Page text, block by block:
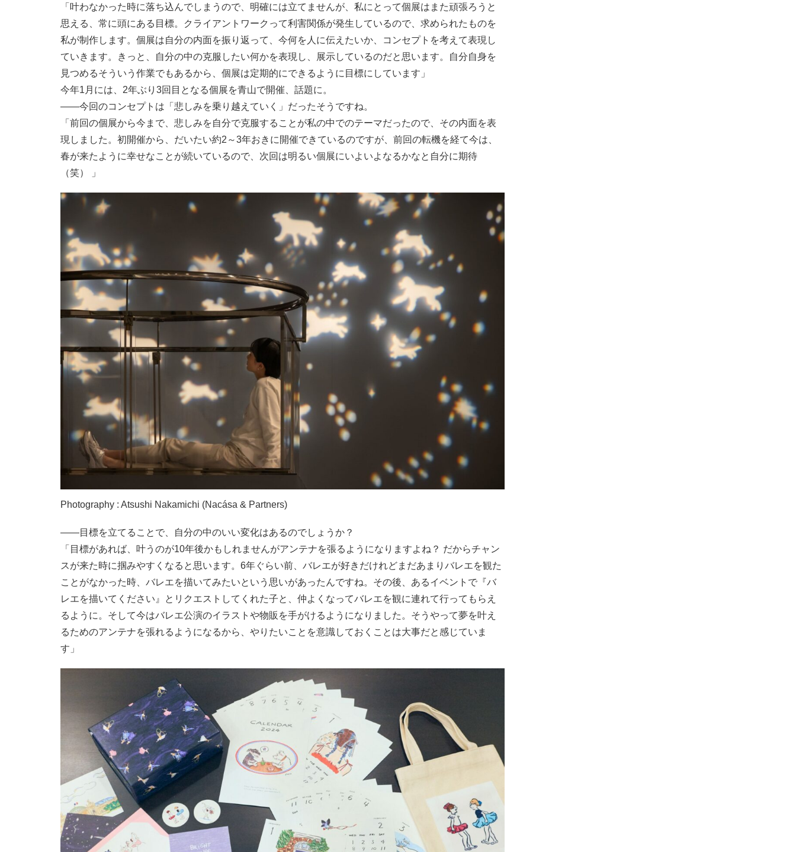
「叶わなかった時に落ち込んでしまうので、明確には立てませんが、私にとって個展はまた頑張ろうと
思える、常に頭にある目標。クライアントワークって利害関係が発生しているので、求められたものを
私が制作します。個展は自分の内面を振り返って、今何を人に伝えたいか、コンセプトを考えて表現し
ていきます。きっと、自分の中の克服したい何かを表現し、展示しているのだと思います。自分自身を
見つめるそういう作業でもあるから、個展は定期的にできるように目標にしています」
今年1月には、2年ぶり3回目となる個展を青山で開催、話題に。
――今回のコンセプトは「悲しみを乗り越えていく」だったそうですね。
「前回の個展から今まで、悲しみを自分で克服することが私の中でのテーマだったので、その内面を表
現しました。初開催から、だいたい約2～3年おきに開催できているのですが、前回の転機を経て今は、
春が来たように幸せなことが続いているので、次回は明るい個展にいよいよなるかなと自分に期待
（笑） 」
Photography : Atsushi Nakamichi (Nacása & Partners)
――目標を立てることで、自分の中のいい変化はあるのでしょうか？
「目標があれば、叶うのが10年後かもしれませんがアンテナを張るようになりますよね？ だからチャン
スが来た時に掴みやすくなると思います。6年ぐらい前、バレエが好きだけれどまだあまりバレエを観た
ことがなかった時、バレエを描いてみたいという思いがあったんですね。その後、あるイベントで『バ
レエを描いてください』とリクエストしてくれた子と、仲よくなってバレエを観に連れて行ってもらえ
るように。そして今はバレエ公演のイラストや物販を手がけるようになりました。そうやって夢を叶え
るためのアンテナを張れるようになるから、やりたいことを意識しておくことは大事だと感じていま
す」